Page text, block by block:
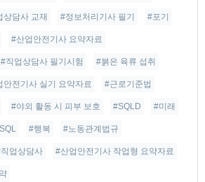
상담사 교재 #정보처리기사 필기 #포기
#산업안전기사 요약자료
#직업상담사 필기시험 #붉은 육류 섭취
안전기사 실기 요약자료 #근로기준법
#야외 활동 시 피부 보호 #SQLD #미래
#행복 #노동관계법규
업상담사 #산업안전기사 작업형 요약자료